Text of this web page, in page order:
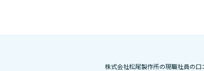
株式会社松尾製作所の現職社員の口